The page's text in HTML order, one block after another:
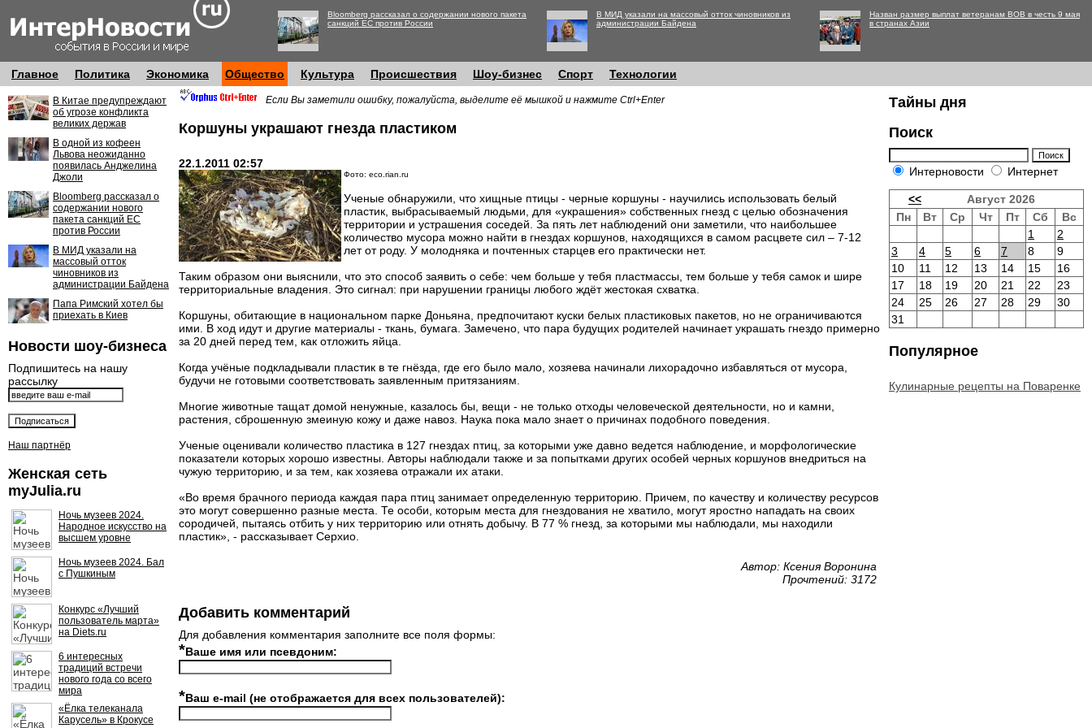
Bloomberg рассказал о содержании нового пакета
санкций ЕС против России
В МИД указали на массовый отток чиновников из
администрации Байдена
Назван размер выплат ветеранам ВОВ в честь 9 мая
в странах Азии
Главное Политика Экономика Общество Культура Происшествия Шоу-бизнес Спорт Технологии
В Китае предупреждают
об угрозе конфликта
великих держав
В одной из кофеен
Львова неожиданно
появилась Анджелина
Джоли
Bloomberg рассказал о
содержании нового
пакета санкций ЕС
против России
В МИД указали на
массовый отток
чиновников из
администрации Байдена
Папа Римский хотел бы
приехать в Киев
Новости шоу-бизнеса
Подпишитесь на нашу
рассылку
Наш партнёр
Женская сеть
myJulia.ru
Ночь музеев 2024.
Народное искусство на
высшем уровне
Ночь музеев 2024. Бал
с Пушкиным
Конкурс «Лучший
пользователь марта»
на Diets.ru
6 интересных
традиций встречи
нового года со всего
мира
«Ёлка телеканала
Карусель» в Крокусе
Если Вы заметили ошибку, пожалуйста, выделите её мышкой и нажмите Ctrl+Enter
Коршуны украшают гнезда пластиком
22.1.2011 02:57
Фото: eco.rian.ru
Ученые обнаружили, что хищные птицы - черные коршуны - научились использовать белый
пластик, выбрасываемый людьми, для «украшения» собственных гнезд с целью обозначения
территории и устрашения соседей. За пять лет наблюдений они заметили, что наибольшее
количество мусора можно найти в гнездах коршунов, находящихся в самом расцвете сил – 7-12
лет от роду. У молодняка и почтенных старцев его практически нет.
Таким образом они выяснили, что это способ заявить о себе: чем больше у тебя пластмассы, тем больше у тебя самок и шире
территориальные владения. Это сигнал: при нарушении границы любого ждёт жестокая схватка.
Коршуны, обитающие в национальном парке Доньяна, предпочитают куски белых пластиковых пакетов, но не ограничиваются
ими. В ход идут и другие материалы - ткань, бумага. Замечено, что пара будущих родителей начинает украшать гнездо примерно
за 20 дней перед тем, как отложить яйца.
Когда учёные подкладывали пластик в те гнёзда, где его было мало, хозяева начинали лихорадочно избавляться от мусора,
будучи не готовыми соответствовать заявленным притязаниям.
Многие животные тащат домой ненужные, казалось бы, вещи - не только отходы человеческой деятельности, но и камни,
растения, сброшенную змеиную кожу и даже навоз. Наука пока мало знает о причинах подобного поведения.
Ученые оценивали количество пластика в 127 гнездах птиц, за которыми уже давно ведется наблюдение, и морфологические
показатели которых хорошо известны. Авторы наблюдали также и за попытками других особей черных коршунов внедриться на
чужую территорию, и за тем, как хозяева отражали их атаки.
«Во время брачного периода каждая пара птиц занимает определенную территорию. Причем, по качеству и количеству ресурсов
это могут совершенно разные места. Те особи, которым места для гнездования не хватило, могут яростно нападать на своих
сородичей, пытаясь отбить у них территорию или отнять добычу. В 77 % гнезд, за которыми мы наблюдали, мы находили
пластик», - рассказывает Серхио.
Автор: Ксения Воронина
Прочтений: 3172
Добавить комментарий
Для добавления комментария заполните все поля формы:
*Ваше имя или псевдоним:
*Ваш e-mail (не отображается для всех пользователей):
Тайны дня
Поиск
Интерновости Интернет
<<
Август 2026
Пн
Вт Ср Чт Пт Сб
Вс
1
2
3
4 5 6 7 8
9
10
11 12 13 14 15
16
17
18 19 20 21 22
23
24
25 26 27 28 29
30
31
Популярное
Кулинарные рецепты на Поваренке